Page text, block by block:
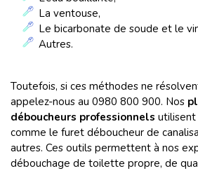
La ventouse,
Le bicarbonate de soude et le
Autres.
Toutefois, si ces méthodes ne
appelez-nous au 0980 800 900. Nos
déboucheurs professionnels
comme le furet déboucheur de
autres. Ces outils permettent à nos
débouchage de toilette propre, de